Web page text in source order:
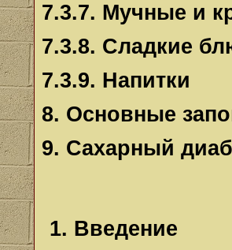
7.3.7. Мучные и
7.3.8. Сладкие
7.3.9. Напитки
8. Основные
9. Сахарный
1. Введение